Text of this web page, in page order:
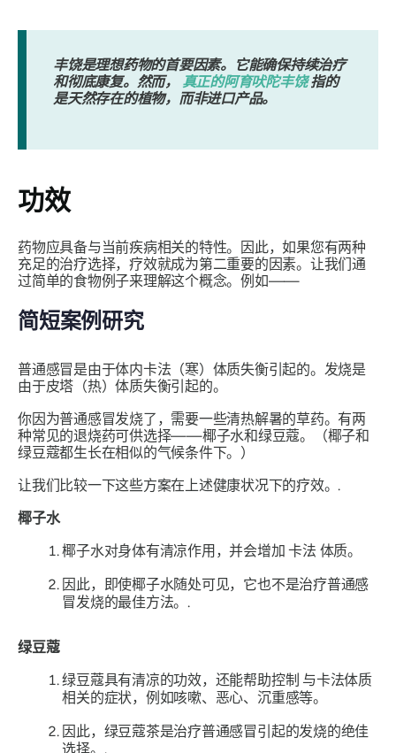
丰饶是理想药物的首要因素。它能确保持续治疗
和彻底康复。然而， 真正的阿育吠陀丰饶指的
是天然存在的植物，而非进口产品。
功效
药物应具备与当前疾病相关的特性。因此，如果您有两种
充足的治疗选择，疗效就成为第二重要的因素。让我们通
过简单的食物例子来理解这个概念。例如——
简短案例研究
普通感冒是由于体内卡法 （寒）体质失衡引起的。发烧是
由于皮塔 （热）体质失衡引起的。
你因为普通感冒发烧了，需要一些清热解暑的草药。有两
种常见的退烧药可供选择——椰子水和绿豆蔻。（椰子和
绿豆蔻都生长在相似的气候条件下。）
让我们比较一下这些方案在上述健康状况下的疗效。.
椰子水
椰子水对身体有清凉作用，并会增加卡法 体质。
因此，即使椰子水随处可见，它也不是治疗普通感
冒发烧的最佳方法。.
绿豆蔻
绿豆蔻具有清凉的功效，还能帮助控制 与卡法体质
相关的症状，例如咳嗽、恶心、沉重感等。
因此，绿豆蔻茶是治疗普通感冒引起的发烧的绝佳
选择。.